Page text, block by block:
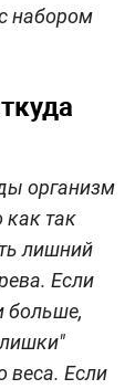
набором
организм
как так
лишний
Если
больше,
веса. Если